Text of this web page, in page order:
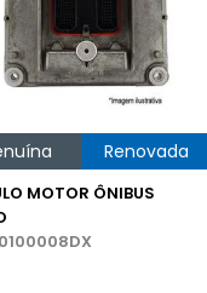
Renovada
MOTOR ÔNIBUS